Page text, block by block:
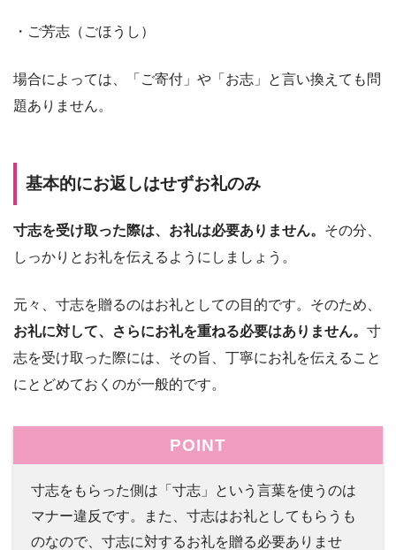
・ご芳志（ごほうし）
場合によっては、「ご寄付」や「お志」と言い換えても問
題ありません。
基本的にお返しはせずお礼のみ
寸志を受け取った際は、お礼は必要ありません。 その分、
しっかりとお礼を伝えるようにしましょう。
元々、寸志を贈るのはお礼としての目的です。そのため、
お礼に対して、さらにお礼を重ねる必要はありません。 寸
志を受け取った際には、その旨、丁寧にお礼を伝えること
にとどめておくのが一般的です。
POINT
寸志をもらった側は「寸志」という言葉を使うのは
マナー違反です。また、寸志はお礼としてもらうも
のなので、寸志に対するお礼を贈る必要ありませ